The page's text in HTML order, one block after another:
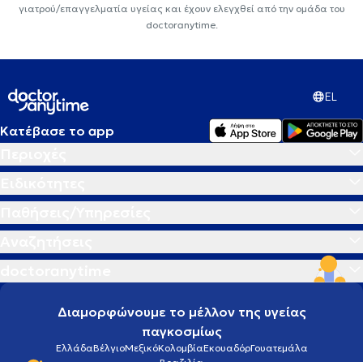
γιατρού/επαγγελματία υγείας και έχουν ελεγχθεί από την ομάδα του
doctoranytime.
EL
Κατέβασε το app
Διαμορφώνουμε το μέλλον της υγείας
παγκοσμίως
ΕλλάδαΒέλγιοΜεξικόΚολομβίαΕκουαδόρΓουατεμάλα